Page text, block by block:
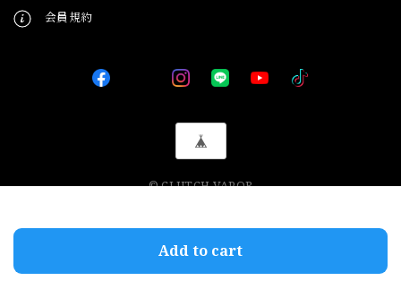
会員規約
© CLUTCH VAPOR
Add to cart